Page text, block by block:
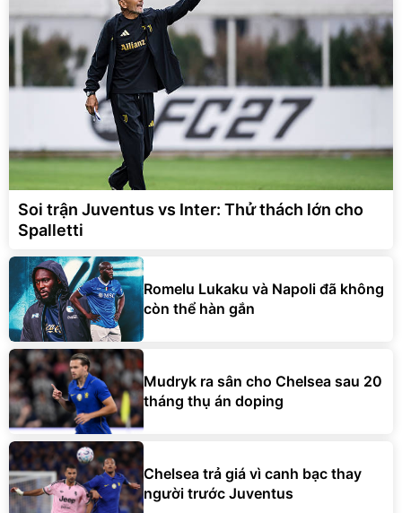
Soi trận Juventus vs Inter: Thử thách lớn cho
Spalletti
Romelu Lukaku và Napoli đã không
còn thể hàn gắn
Mudryk ra sân cho Chelsea sau 20
tháng thụ án doping
Chelsea trả giá vì canh bạc thay
người trước Juventus